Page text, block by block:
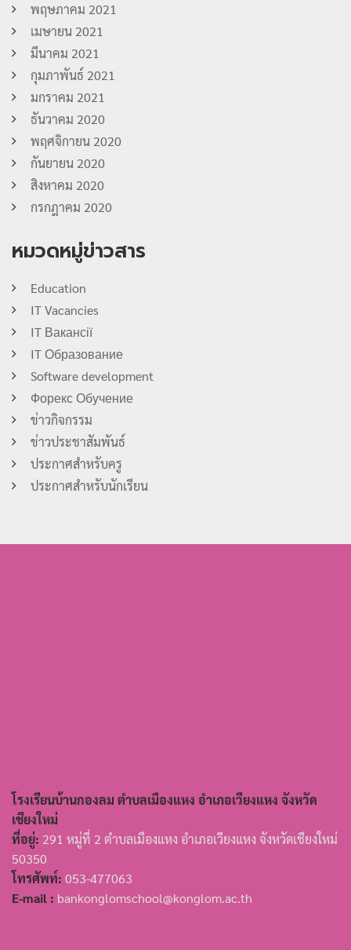
พฤษภาคม 2021
เมษายน 2021
มีนาคม 2021
กุมภาพันธ์ 2021
มกราคม 2021
ธันวาคม 2020
พฤศจิกายน 2020
กันยายน 2020
สิงหาคม 2020
กรกฎาคม 2020
หมวดหมู่ข่าวสาร
Education
IT Vacancies
IT Вакансії
IT Образование
Software development
Форекс Обучение
ข่าวกิจกรรม
ข่าวประชาสัมพันธ์
ประกาศสำหรับครู
ประกาศสำหรับนักเรียน
โรงเรียนบ้านกองลม ตำบลเมืองแหง อำเภอเวียงแหง จังหวัด
เชียงใหม่
ที่อยู่: 291 หมู่ที่ 2 ตำบลเมืองแหง อำเภอเวียงแหง จังหวัดเชียงใหม่
50350
โทรศัพท์: 053-477063
E-mail : bankonglomschool@konglom.ac.th